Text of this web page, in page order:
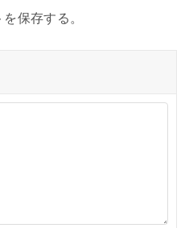
保存する。